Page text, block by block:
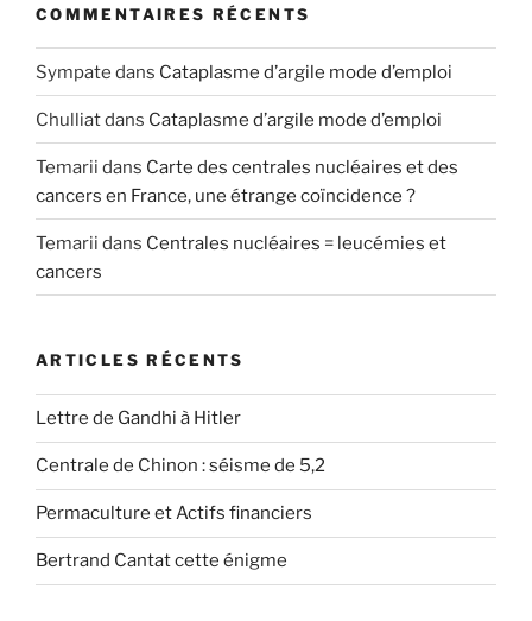
COMMENTAIRES RÉCENTS
Sympate dans Cataplasme d’argile mode d’emploi
Chulliatdans Cataplasme d’argile mode d’emploi
Temarii dans Carte des centrales nucléaires et des
cancers en France, une étrange coïncidence ?
Temarii dans Centrales nucléaires = leucémies et
cancers
ARTICLES RÉCENTS
Lettre de Gandhi à Hitler
Centrale de Chinon : séisme de 5,2
Permaculture et Actifs financiers
Bertrand Cantat cette énigme